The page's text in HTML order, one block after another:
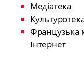
Медіатека
Культуротека
Французька
Інтернет